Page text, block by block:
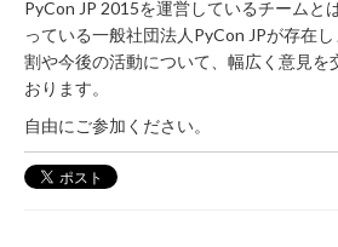
Reports
PyCon JP 2015を運営しているチームと
っている一般社団法人PyCon JPが存在
割や今後の活動について、幅広く意見を
おります。
自由にご参加ください。